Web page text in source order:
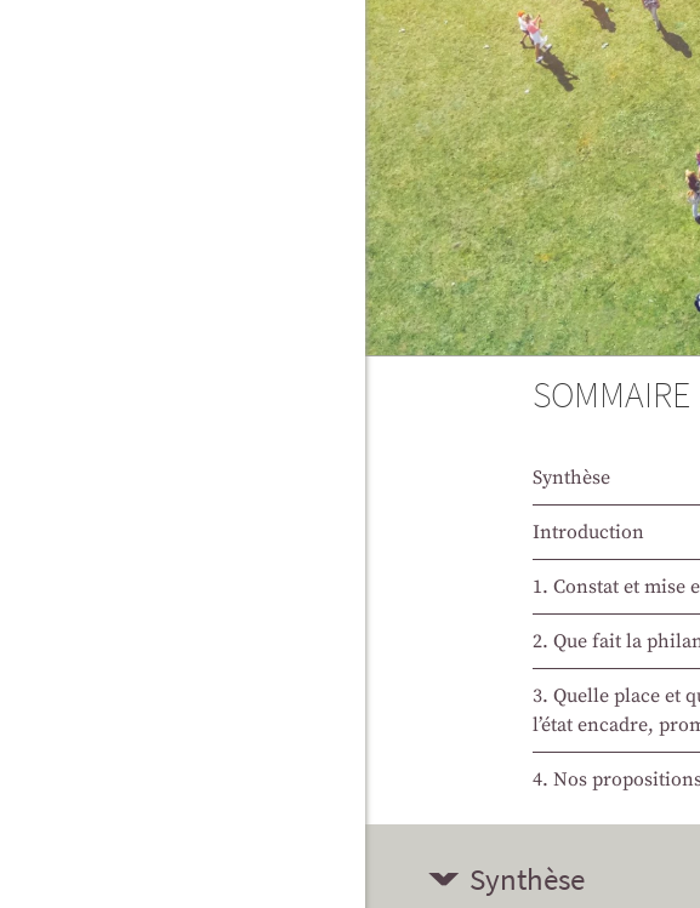
SOMMAIRE
Synthèse
Introduction
1. Constat et mise
2. Que fait la
3. Quelle place et
l’état encadre,
4. Nos
Synthèse